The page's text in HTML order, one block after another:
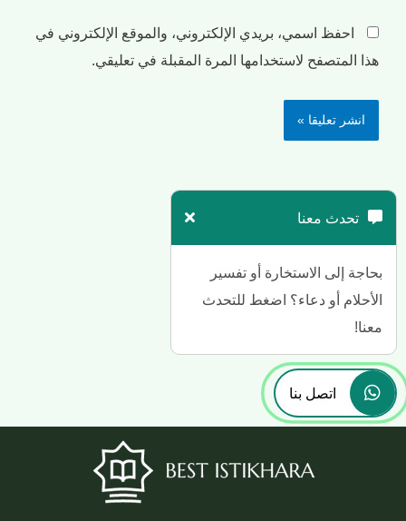
احفظ اسمي، بريدي الإلكتروني، والموقع الإلكتروني في
هذا المتصفح لاستخدامها المرة المقبلة في تعليقي.
تحدث معنا
بحاجة إلى الاستخارة أو تفسير
الأحلام أو دعاء؟ اضغط للتحدث
معنا!
اتصل بنا